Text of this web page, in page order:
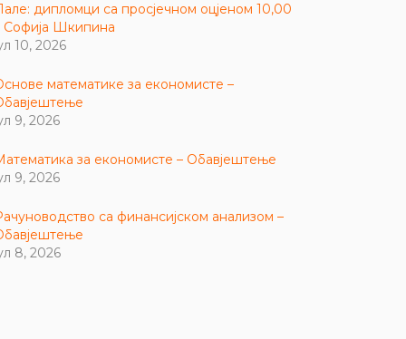
дипломци са просјечном оцјеном 10,00
Софија Шкипина
10, 2026
математике за економисте –
9, 2026
за економисте – Обавјештење
9, 2026
са финансијском анализом –
8, 2026